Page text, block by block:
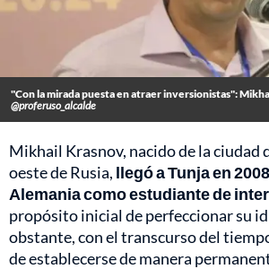
"Con la mirada puesta en atraer inversionistas":
@proferuso_alcalde
Mikhail Krasnov, nacido de la ciudad
oeste de Rusia, llegó a Tunja en
Alemania como estudiante de
propósito inicial de perfeccionar su
obstante, con el transcurso del
de establecerse de manera